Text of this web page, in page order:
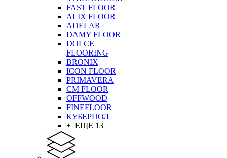
FAST FLOOR
ALIX FLOOR
ADELAR
DAMY FLOOR
DOLCE
FLOORING
BRONIX
ICON FLOOR
PRIMAVERA
CM FLOOR
OFFWOOD
FINEFLOOR
КУБЕРПОЛ
+ ЕЩЕ 13